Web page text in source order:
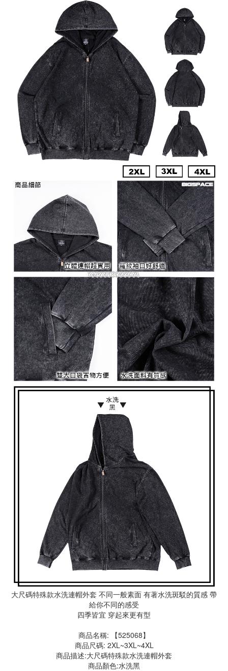
大尺碼特殊款水洗連帽外套 不同一般素面 有著水洗斑駁的質感 帶
給你不同的感受
四季皆宜 穿起來更有型
商品名稱: 【525068】
商品尺碼: 2XL~3XL~4XL
商品描述:大尺碼特殊款水洗連帽外套
商品顏色:水洗黑